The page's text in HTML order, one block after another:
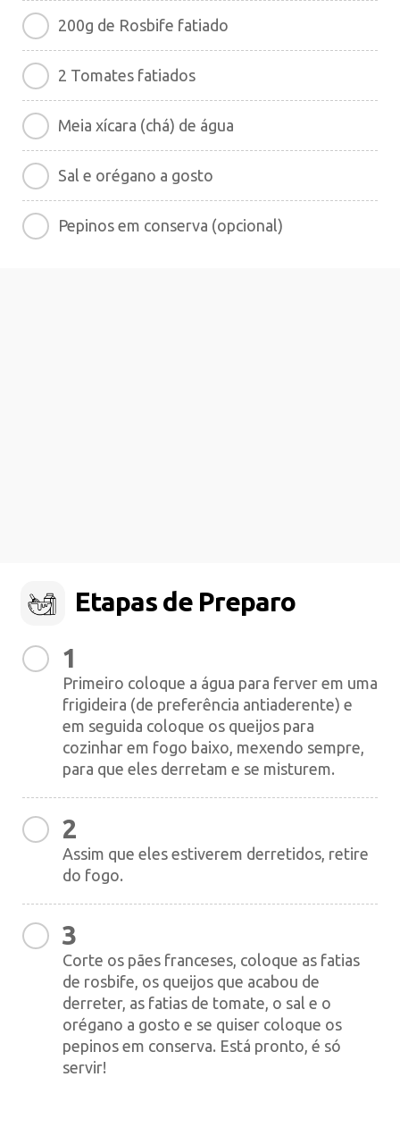
200g de Rosbife fatiado
2 Tomates fatiados
Meia xícara (chá) de água
Sal e orégano a gosto
Pepinos em conserva (opcional)
Etapas de Preparo
1
Primeiro coloque a água para ferver em uma
frigideira (de preferência antiaderente) e
em seguida coloque os queijos para
cozinhar em fogo baixo, mexendo sempre,
para que eles derretam e se misturem.
2
Assim que eles estiverem derretidos, retire
do fogo.
3
Corte os pães franceses, coloque as fatias
de rosbife, os queijos que acabou de
derreter, as fatias de tomate, o sal e o
orégano a gosto e se quiser coloque os
pepinos em conserva. Está pronto, é só
servir!